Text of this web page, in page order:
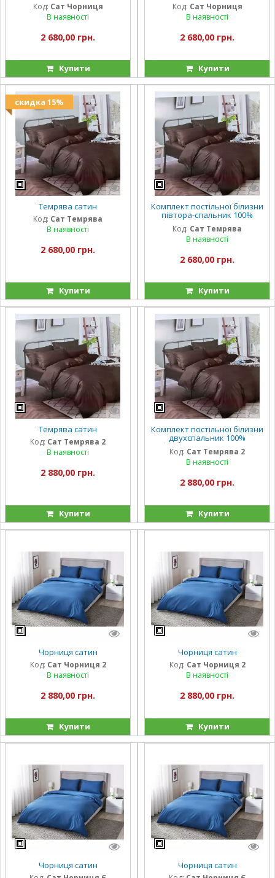
Код: Сат Чорниця
В наявності
2 680,00 грн.
Купити
Код: Сат Чорниця
В наявності
2 680,00 грн.
Купити
скидка 15%
Темрява сатин
Код: Сат Темрява
В наявності
2 680,00 грн.
Купити
Комплект постільної білизни
півтора-спальник 100%
бавовна Темрява сатин
Код: Сат Темрява
В наявності
2 680,00 грн.
Купити
Темрява сатин
Код: Сат Темрява 2
В наявності
2 880,00 грн.
Купити
Комплект постільної білизни
двухспальник 100%
бавовнаТемрява сатин
Код: Сат Темрява 2
В наявності
2 880,00 грн.
Купити
Чорниця сатин
Код: Сат Чорниця 2
В наявності
2 880,00 грн.
Купити
Чорниця сатин
Код: Сат Чорниця 2
В наявності
2 880,00 грн.
Купити
Чорниця сатин Чорниця сатин